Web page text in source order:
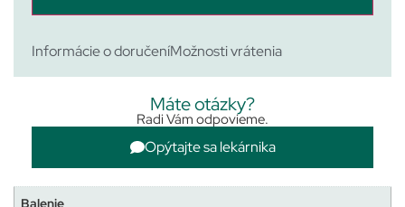
Informácie o doručeníMožnosti vrátenia
Máte otázky?
Radi Vám odpovieme.
Opýtajte sa lekárnika
Balenie